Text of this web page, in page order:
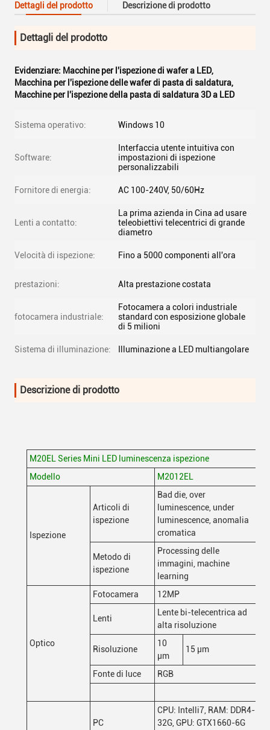
Dettagli del prodotto Descrizione di prodotto
Dettagli del prodotto
Evidenziare: Macchine per l'ispezione di wafer a LED,
Macchina per l'ispezione delle wafer di pasta di saldatura,
Macchine per l'ispezione della pasta di saldatura 3D a LED
Sistema operativo: Windows 10
Software:
Interfaccia utente intuitiva con
impostazioni di ispezione
personalizzabili
Fornitore di energia: AC 100-240V, 50/60Hz
Lenti a contatto:
La prima azienda in Cina ad usare
teleobiettivi telecentrici di grande
diametro
Velocità di ispezione: Fino a 5000 componenti all'ora
prestazioni: Alta prestazione costata
fotocamera industriale:
Fotocamera a colori industriale
standard con esposizione globale
di 5 milioni
Sistema di illuminazione: Illuminazione a LED multiangolare
Descrizione di prodotto
M20EL Series Mini LED luminescenza ispezione
Modello
M2012EL
Ispezione
Articoli di
ispezione
Bad die, over
luminescence, under
luminescence, anomalia
cromatica
Metodo di
ispezione
Processing delle
immagini, machine
learning
Optico
Fotocamera 12MP
Lenti
Lente bi-telecentrica ad
alta risoluzione
Risoluzione
10
μm
15 μm
Fonte di luce RGB
PC
CPU: Intelli7, RAM: DDR4-
32G, GPU: GTX1660-6G